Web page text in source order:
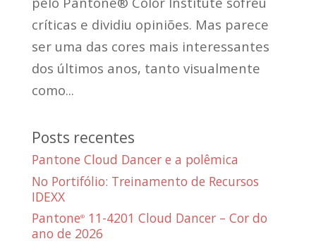
críticas e dividiu opiniões. Mas parece
ser uma das cores mais interessantes
dos últimos anos, tanto visualmente
como...
Posts recentes
Pantone Cloud Dancer e a polêmica
No Portifólio: Treinamento de Recursos
IDEXX
Pantone®11-4201 Cloud Dancer – Cor do
ano de 2026